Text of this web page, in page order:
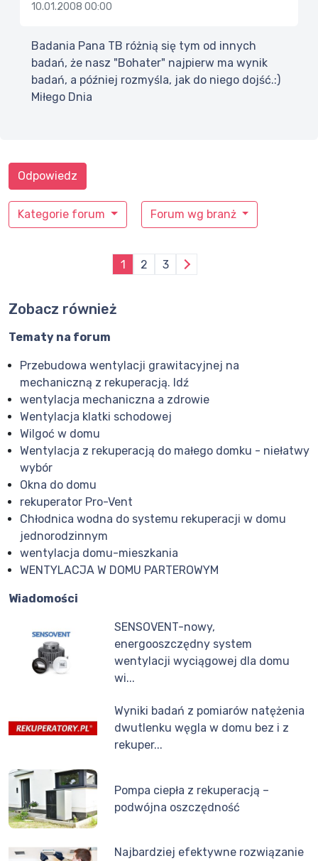
10.01.2008 00:00
Badania Pana TB różnią się tym od innych
badań, że nasz "Bohater" najpierw ma wynik
badań, a później rozmyśla, jak do niego dojść.:)
Miłego Dnia
Kategorie forum Forum wg branż
Odpowiedz
1 2 3
Zobacz również
Tematy na forum
Przebudowa wentylacji grawitacyjnej na
mechaniczną z rekuperacją. Idź
wentylacja mechaniczna a zdrowie
Wentylacja klatki schodowej
Wilgoć w domu
Wentylacja z rekuperacją do małego domku - niełatwy
wybór
Okna do domu
rekuperator Pro-Vent
Chłodnica wodna do systemu rekuperacji w domu
jednorodzinnym
wentylacja domu-mieszkania
WENTYLACJA W DOMU PARTEROWYM
Wiadomości
SENSOVENT-nowy,
energooszczędny system
wentylacji wyciągowej dla domu
wi...
Wyniki badań z pomiarów natężenia
dwutlenku węgla w domu bez i z
rekuper...
Pompa ciepła z rekuperacją –
podwójna oszczędność
Najbardziej efektywne rozwiązanie